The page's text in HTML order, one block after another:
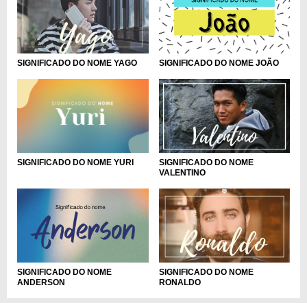
SIGNIFICADO DO NOME YAGO SIGNIFICADO DO NOME JOÃO
SIGNIFICADO DO NOME YURI
SIGNIFICADO DO NOME
VALENTINO
SIGNIFICADO DO NOME
ANDERSON
SIGNIFICADO DO NOME
RONALDO